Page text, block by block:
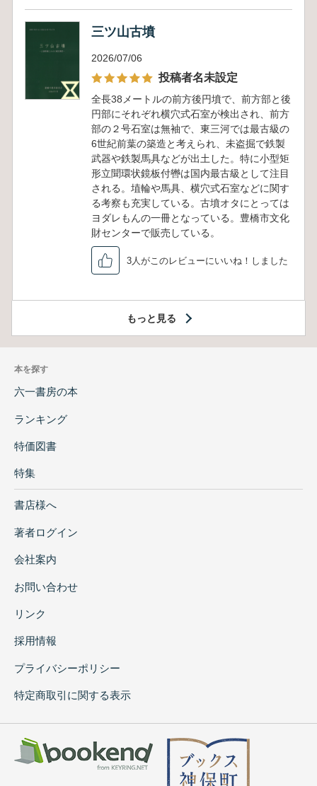
三ツ山古墳
2026/07/06
投稿者名未設定
全長38メートルの前方後円墳で、前方部と後
円部にそれぞれ横穴式石室が検出され、前方
部の２号石室は無袖で、東三河では最古級の
6世紀前葉の築造と考えられ、未盗掘で鉄製
武器や鉄製馬具などが出土した。特に小型矩
形立聞環状鏡板付轡は国内最古級として注目
される。埴輪や馬具、横穴式石室などに関す
る考察も充実している。古墳オタにとっては
ヨダレもんの一冊となっている。豊橋市文化
財センターで販売している。
3人がこのレビューにいいね！しました
もっと見る
本を探す
六一書房の本
ランキング
特価図書
特集
書店様へ
著者ログイン
会社案内
お問い合わせ
リンク
採用情報
プライバシーポリシー
特定商取引に関する表示